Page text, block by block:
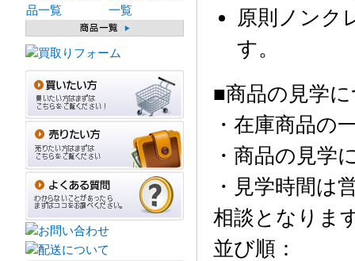
原則ノンク
す。
■商品の見学
・在庫商品の
・商品の見学
・見学時間は
相談となりま
並び順：
一覧